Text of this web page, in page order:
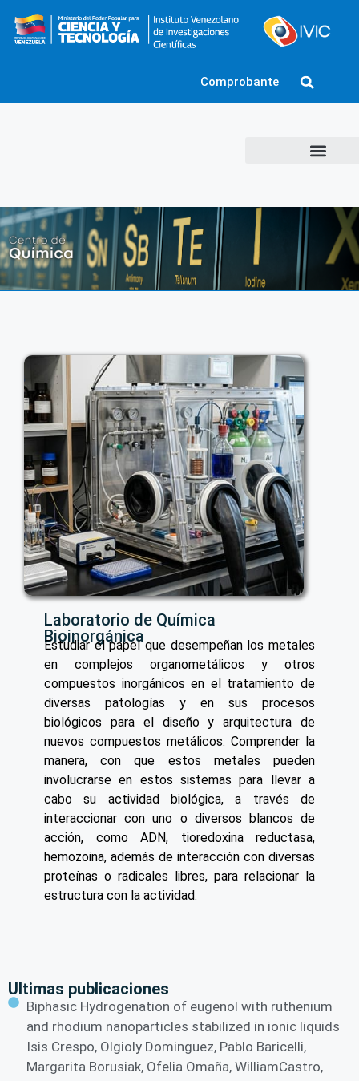
Comprobante
Laboratorio de Química
Bioinorgánica
Estudiar el papel que desempeñan los metales
en complejos organometálicos y otros
compuestos inorgánicos en el tratamiento de
diversas patologías y en sus procesos
biológicos para el diseño y arquitectura de
nuevos compuestos metálicos. Comprender la
manera, con que estos metales pueden
involucrarse en estos sistemas para llevar a
cabo su actividad biológica, a través de
interaccionar con uno o diversos blancos de
acción, como ADN, tioredoxina reductasa,
hemozoina, además de interacción con diversas
proteínas o radicales libres, para relacionar la
estructura con la actividad.
Ultimas publicaciones
Biphasic Hydrogenation of eugenol with ruthenium
and rhodium nanoparticles stabilized in ionic liquids
Isis Crespo, Olgioly Dominguez, Pablo Baricelli,
Margarita Borusiak, Ofelia Omaña, WilliamCastro,